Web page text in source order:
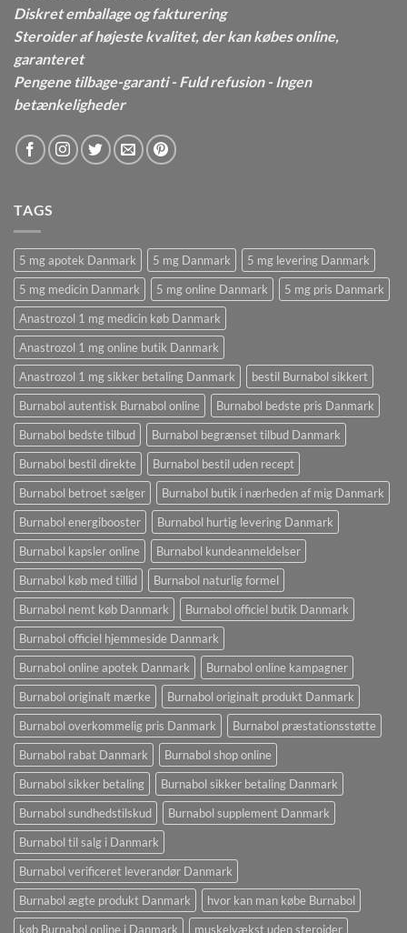
Diskret emballage og fakturering
Steroider af højeste kvalitet, der kan købes online,
garanteret
Pengene tilbage-garanti - Fuld refusion - Ingen
betænkeligheder
TAGS
5 mg apotek Danmark 5 mg Danmark
5 mg levering Danmark
5 mg medicin Danmark
5 mg online Danmark
5 mg pris Danmark
Anastrozol 1 mg medicin køb Danmark
Anastrozol 1 mg online butik Danmark
Anastrozol 1 mg sikker betaling Danmark
bestil Burnabol sikkert
Burnabol autentisk Burnabol online
Burnabol bedste pris Danmark
Burnabol bedste tilbud
Burnabol begrænset tilbud Danmark
Burnabol bestil direkte
Burnabol bestil uden recept
Burnabol betroet sælger
Burnabol butik i nærheden af ​​mig Danmark
Burnabol energibooster
Burnabol hurtig levering Danmark
Burnabol kapsler online
Burnabol kundeanmeldelser
Burnabol køb med tillid
Burnabol naturlig formel
Burnabol nemt køb Danmark
Burnabol officiel butik Danmark
Burnabol officiel hjemmeside Danmark
Burnabol online apotek Danmark
Burnabol online kampagner
Burnabol originalt mærke
Burnabol originalt produkt Danmark
Burnabol overkommelig pris Danmark
Burnabol præstationsstøtte
Burnabol rabat Danmark
Burnabol shop online
Burnabol sikker betaling
Burnabol sikker betaling Danmark
Burnabol sundhedstilskud
Burnabol supplement Danmark
Burnabol til salg i Danmark
Burnabol verificeret leverandør Danmark
Burnabol ægte produkt Danmark
hvor kan man købe Burnabol
køb Burnabol online i Danmark
muskelvækst uden steroider